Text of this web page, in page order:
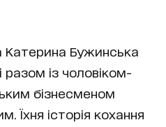
Катерина Бужинська
разом із чоловіком-
бізнесменом
Їхня історія кохання